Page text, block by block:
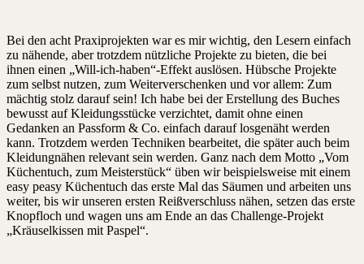
Bei den acht Praxiprojekten war es mir wichtig, den Lesern einfach
zu nähende, aber trotzdem nützliche Projekte zu bieten, die bei
ihnen einen „Will-ich-haben“-Effekt auslösen. Hübsche Projekte
zum selbst nutzen, zum Weiterverschenken und vor allem: Zum
mächtig stolz darauf sein! Ich habe bei der Erstellung des Buches
bewusst auf Kleidungsstücke verzichtet, damit ohne einen
Gedanken an Passform & Co. einfach darauf losgenäht werden
kann. Trotzdem werden Techniken bearbeitet, die später auch beim
Kleidungnähen relevant sein werden. Ganz nach dem Motto „Vom
Küchentuch, zum Meisterstück“ üben wir beispielsweise mit einem
easy peasy Küchentuch das erste Mal das Säumen und arbeiten uns
weiter, bis wir unseren ersten Reißverschluss nähen, setzen das erste
Knopfloch und wagen uns am Ende an das Challenge-Projekt
„Kräuselkissen mit Paspel“.